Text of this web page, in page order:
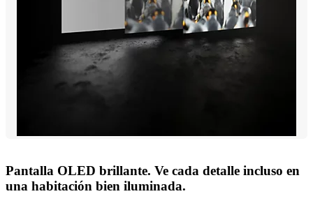
Pantalla OLED brillante. Ve cada detalle incluso en
una habitación bien iluminada.